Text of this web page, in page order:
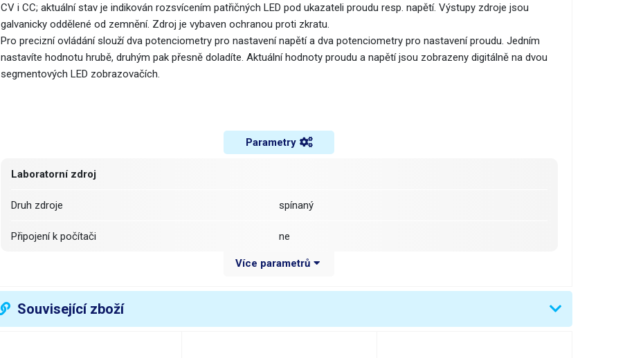
CV i CC; aktuální stav je indikován rozsvícením patřičných LED pod ukazateli proudu resp. napětí. Výstupy zdroje jsou
galvanicky oddělené od zemnění. Zdroj je vybaven ochranou proti zkratu.
Pro precizní ovládání slouží dva potenciometry pro nastavení napětí a dva potenciometry pro nastavení proudu. Jedním
nastavíte hodnotu hrubě, druhým pak přesně doladíte. Aktuální hodnoty proudu a napětí jsou zobrazeny digitálně na dvou
segmentových LED zobrazovačích.
Parametry
Laboratorní zdroj
Druh zdroje spínaný
Připojení k počítači ne
1
Režim zdroje CV (Constant Voltage)CC (Constant Current)
Více parametrů
Související zboží